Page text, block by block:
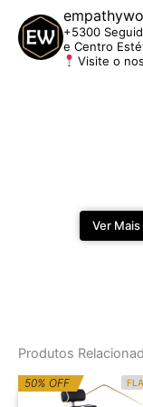
+5300
e Centro
Visite o
Ver Mais
Produtos
50% OFFO
preço
O
preço